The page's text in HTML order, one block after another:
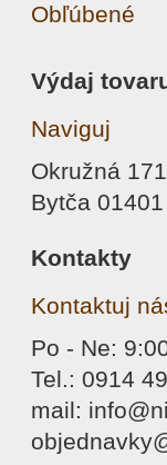
Obľúbené
Výdaj
Naviguj
Okružná
Bytča 01401
Kontakty
Kontaktuj
Po - Ne:
Tel.: 0914
mail: